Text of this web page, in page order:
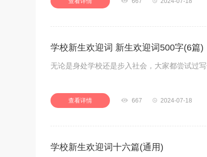
学校新生欢迎词 新生欢迎词500字(6篇)
无论是身处学校还是步入社会，大家都尝试过
查看详情  667  2024-07-18
学校新生欢迎词十六篇(通用)